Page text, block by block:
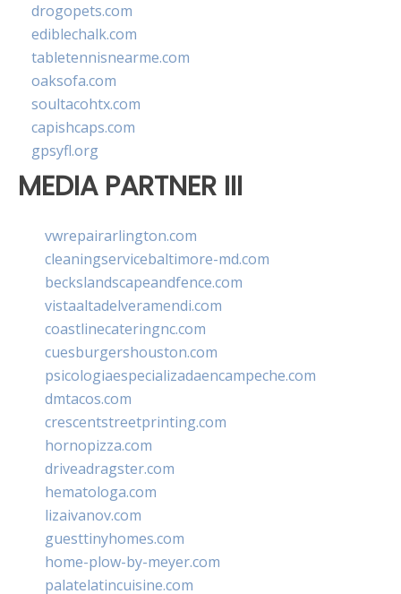
drogopets.com
ediblechalk.com
tabletennisnearme.com
oaksofa.com
soultacohtx.com
capishcaps.com
gpsyfl.org
MEDIA PARTNER III
vwrepairarlington.com
cleaningservicebaltimore-md.com
beckslandscapeandfence.com
vistaaltadelveramendi.com
coastlinecateringnc.com
cuesburgershouston.com
psicologiaespecializadaencampeche.com
dmtacos.com
crescentstreetprinting.com
hornopizza.com
driveadragster.com
hematologa.com
lizaivanov.com
guesttinyhomes.com
home-plow-by-meyer.com
palatelatincuisine.com